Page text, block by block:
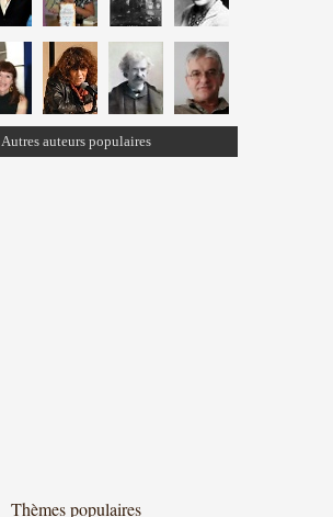
Autres auteurs populaires
Thèmes populaires